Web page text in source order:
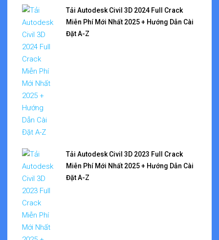
Tải Autodesk Civil 3D 2024 Full Crack
Miễn Phí Mới Nhất 2025 + Hướng Dẫn Cài
Đặt A-Z
Tải Autodesk Civil 3D 2023 Full Crack
Miễn Phí Mới Nhất 2025 + Hướng Dẫn Cài
Đặt A-Z